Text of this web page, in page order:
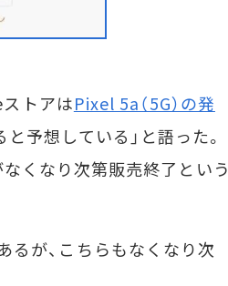
ストアはPixel 5a（5G）の発
予想している」と語った。
くなり次第販売終了という
が、こちらもなくなり次